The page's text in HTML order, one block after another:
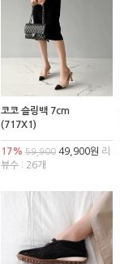
코코 슬링백 7cm
(717X1)
17% 59,90049,900원 리
뷰수 : 26개